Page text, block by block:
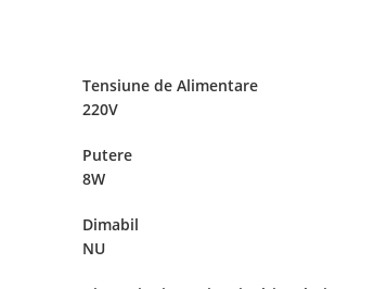
Tensiune de Alimentare
220V
Putere
8W
Dimabil
NU